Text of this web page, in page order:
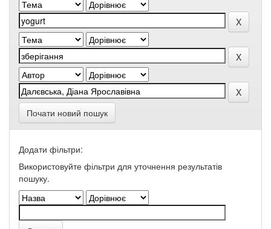
Почати новий пошук
Додати фільтри:
Використовуйте фільтри для уточнення результатів
пошуку.